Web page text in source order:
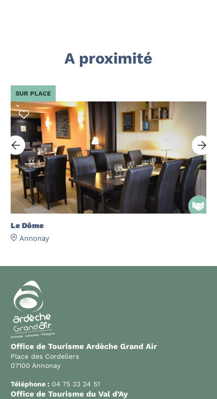
A proximité
Le Dôme
Annonay
SUR PLACE
Office de Tourisme Ardèche Grand Air
Place des Cordeliers
07100 Annonay
Téléphone : 04 75 33 24 51
Office de Tourisme du Val d’Ay